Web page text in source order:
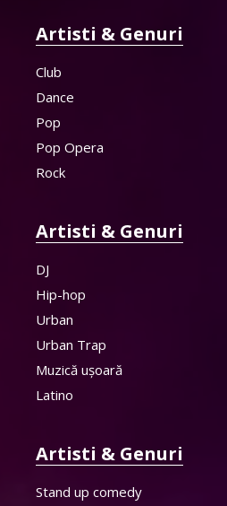
Artisti & Genuri
Club
Dance
Pop
Pop Opera
Rock
Artisti & Genuri
DJ
Hip-hop
Urban
Urban Trap
Muzică ușoară
Latino
Artisti & Genuri
Stand up comedy